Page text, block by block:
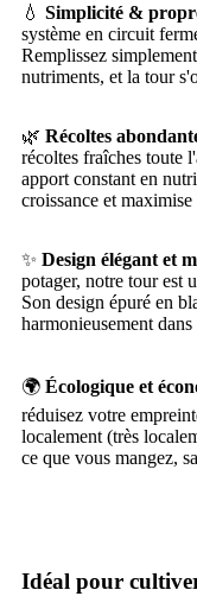
💧 Simplicité &
système en circuit
Remplissez
nutriments, et la tour
🌿 Récoltes
récoltes fraîches toute
apport constant en
croissance et maximise
✨ Design élégant et
potager, notre tour est
Son design épuré en
harmonieusement
🌍 Écologique et
réduisez votre
localement (très
ce que vous mangez,
Idéal pour